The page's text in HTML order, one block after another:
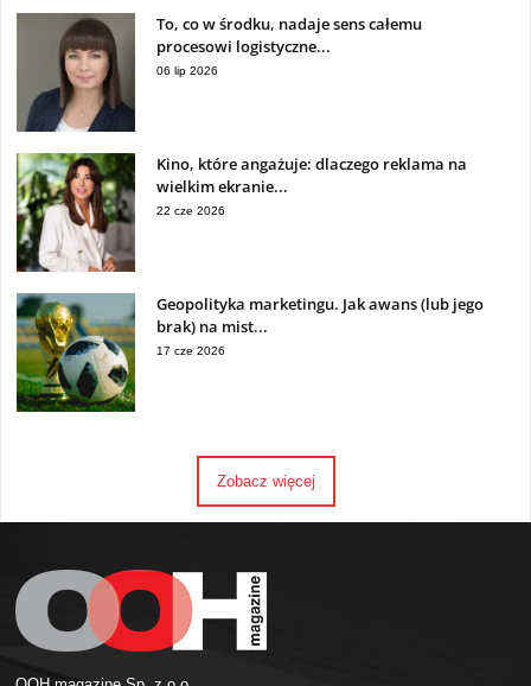
To, co w środku, nadaje sens całemu
procesowi logistyczne...
06 lip 2026
Kino, które angażuje: dlaczego reklama na
wielkim ekranie...
22 cze 2026
Geopolityka marketingu. Jak awans (lub jego
brak) na mist...
17 cze 2026
Zobacz więcej